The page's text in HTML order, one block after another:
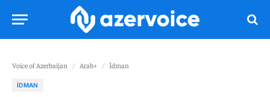
Voice of Azerbaijan / Arab+ / İdman
İDMAN